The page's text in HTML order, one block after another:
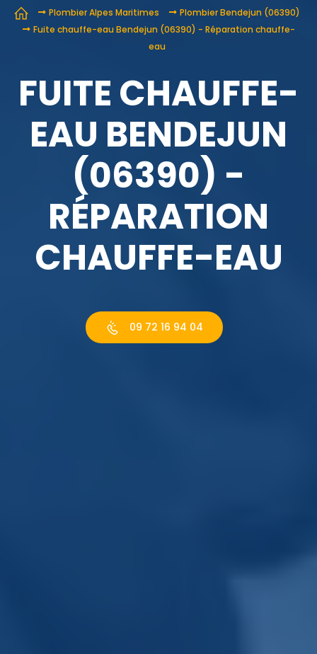
Plombier Alpes Maritimes
Plombier Bendejun (06390)
Fuite chauffe-eau Bendejun (06390) - Réparation chauffe-
eau
FUITE CHAUFFE-
EAU BENDEJUN
(06390) -
RÉPARATION
CHAUFFE-EAU
09 72 16 94 04